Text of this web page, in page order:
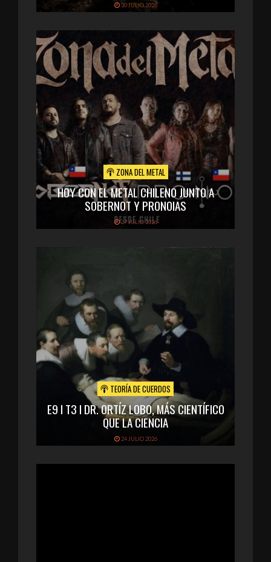
30 JULIO 2026
ZONA DEL METAL
HOY CON EL METAL CHILENO JUNTO A
SOBERNOT Y PRONOIAS
27 JULIO 2026
TEORÍA DE CUERDOS
E9 I T3 I DR. ORTÍZ LOBO, MÁS CIENTÍFICO
QUE LA CIENCIA
24 JULIO 2026